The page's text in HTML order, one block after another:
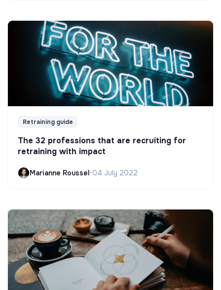
Retraining guide
The 32 professions that are recruiting for
retraining with impact
Marianne Roussel•04 July 2022